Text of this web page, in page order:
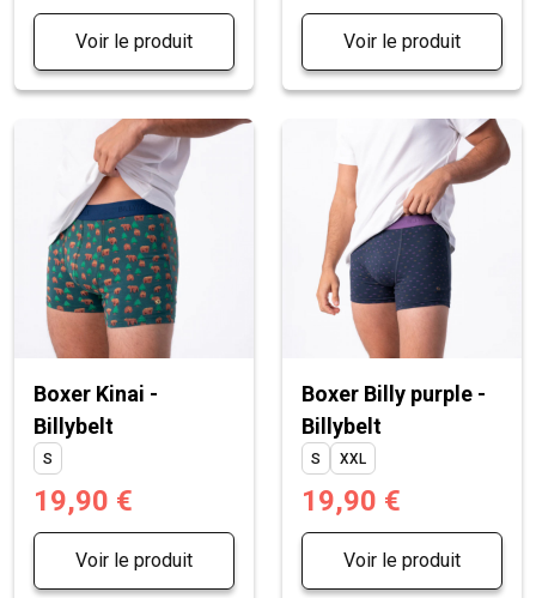
Voir le produit Voir le produit
Boxer Kinai -
Billybelt
S
19,90 €
Voir le produit
Boxer Billy purple -
Billybelt
S XXL
19,90 €
Voir le produit